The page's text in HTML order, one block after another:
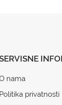
nama
Politika privatnosti